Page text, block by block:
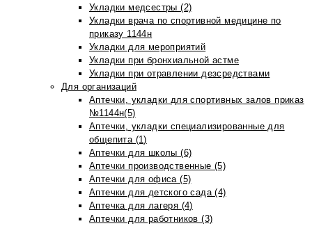
Укладки медсестры (2)
Укладки врача по спортивной медицине по
приказу 1144н
Укладки для мероприятий
Укладки при бронхиальной астме
Укладки при отравлении дезсредствами
Для организаций
Аптечки, укладки для спортивных залов приказ
№1144н(5)
Аптечки, укладки специализированные для
общепита (1)
Аптечки для школы (6)
Аптечки производственные (5)
Аптечки для офиса (5)
Аптечки для детского сада (4)
Аптечка для лагеря (4)
Аптечки для работников (3)